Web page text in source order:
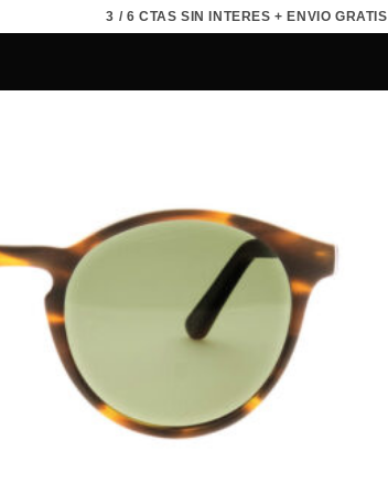
3 / 6 CTAS SIN INTERES + ENVIO GRATIS